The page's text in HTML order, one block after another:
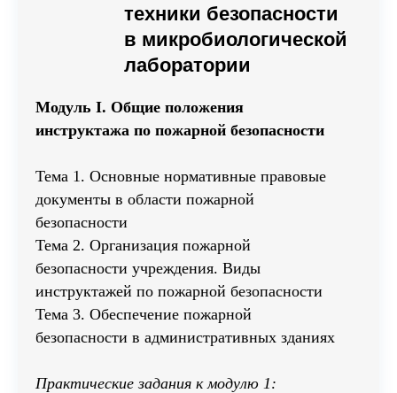
техники безопасности
в микробиологической
лаборатории
Модуль I. Общие положения
инструктажа по пожарной безопасности
Тема 1. Основные нормативные правовые
документы в области пожарной
безопасности
Тема 2. Организация пожарной
безопасности учреждения. Виды
инструктажей по пожарной безопасности
Тема 3. Обеспечение пожарной
безопасности в административных зданиях
Практические задания к модулю 1: